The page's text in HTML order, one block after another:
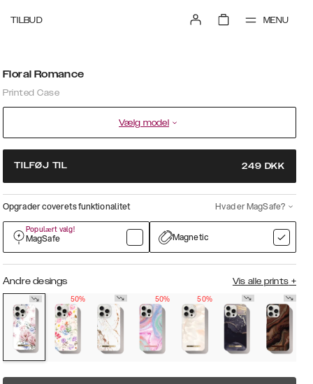
TILBUD MENU
Floral Romance
Printed Case
Vælg model
TILFØJ TIL 249 DKK
Opgrader coverets funktionalitet Hvad er MagSafe?
Populært valg!
MagSafe Magnetic
Andre desings Vis alle prints +
50%
50% 50%